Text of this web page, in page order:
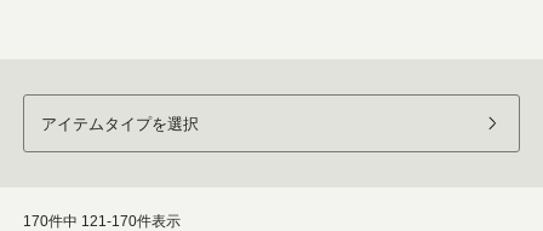
アイテムタイプを選択
170件中 121-170件表示